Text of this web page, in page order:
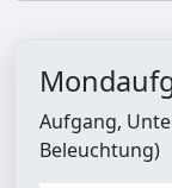
Aufgang,
Beleuchtung)